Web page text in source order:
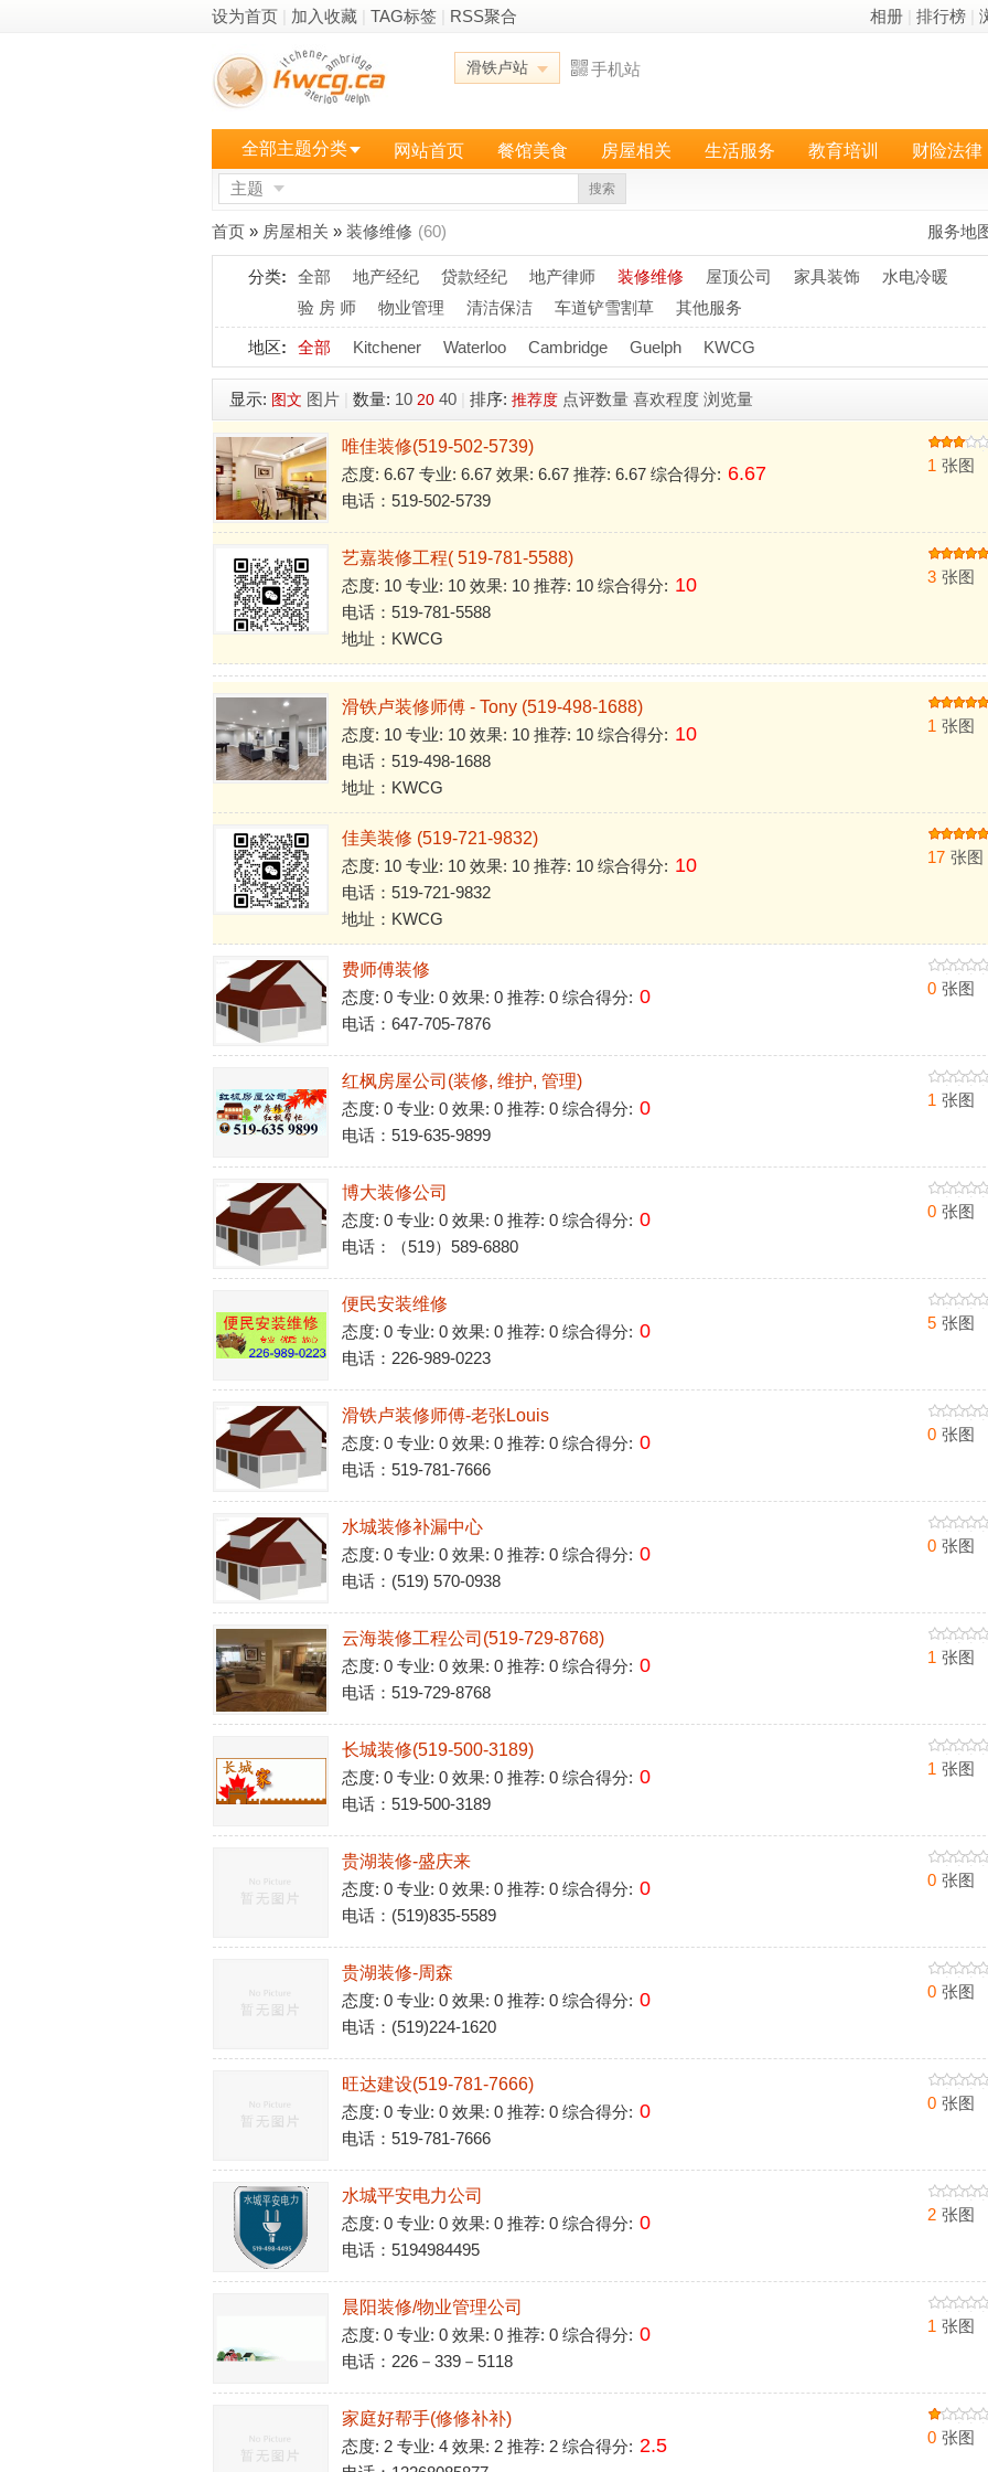
设为首页 加入收藏 TAG标签 RSS聚合 相册 排行榜
滑铁卢站 手机站
全部主题分类 网站首页 餐馆美食 房屋相关 生活服务 教育培训 财险法律
主题 搜索
服务地
首页 » 房屋相关 » 装修维修 (60)
分类: 全部 地产经纪 贷款经纪 地产律师 装修维修 屋顶公司 家具装饰
水电冷暖
验 房 师
物业管理 清洁保洁 车道铲雪割草 其他服务
地区: 全部 Kitchener Waterloo Cambridge Guelph KWCG
显示: 图文 图片 数量: 10 20 40 排序: 推荐度 点评数量 喜欢程度 浏览量
唯佳装修(519-502-5739)
态度: 6.67 专业: 6.67 效果: 6.67 推荐: 6.67 综合得分: 6.67
电话：519-502-5739
1 张图
艺嘉装修工程( 519-781-5588)
态度: 10 专业: 10 效果: 10 推荐: 10 综合得分: 10
电话：519-781-5588
地址：KWCG
3 张图
滑铁卢装修师傅 - Tony (519-498-1688)
态度: 10 专业: 10 效果: 10 推荐: 10 综合得分: 10
电话：519-498-1688
地址：KWCG
1 张图
佳美装修 (519-721-9832)
态度: 10 专业: 10 效果: 10 推荐: 10 综合得分: 10
电话：519-721-9832
地址：KWCG
17 张图
费师傅装修
态度: 0 专业: 0 效果: 0 推荐: 0 综合得分: 0
电话：647-705-7876
0 张图
红枫房屋公司(装修, 维护, 管理)
态度: 0 专业: 0 效果: 0 推荐: 0 综合得分: 0
电话：519-635-9899
1 张图
博大装修公司
态度: 0 专业: 0 效果: 0 推荐: 0 综合得分: 0
电话：（519）589-6880
0 张图
便民安装维修
态度: 0 专业: 0 效果: 0 推荐: 0 综合得分: 0
电话：226-989-0223
5 张图
滑铁卢装修师傅-老张Louis
态度: 0 专业: 0 效果: 0 推荐: 0 综合得分: 0
电话：519-781-7666
0 张图
水城装修补漏中心
态度: 0 专业: 0 效果: 0 推荐: 0 综合得分: 0
电话：(519) 570-0938
0 张图
云海装修工程公司(519-729-8768)
态度: 0 专业: 0 效果: 0 推荐: 0 综合得分: 0
电话：519-729-8768
1 张图
长城装修(519-500-3189)
态度: 0 专业: 0 效果: 0 推荐: 0 综合得分: 0
电话：519-500-3189
1 张图
贵湖装修-盛庆来
态度: 0 专业: 0 效果: 0 推荐: 0 综合得分: 0
电话：(519)835-5589
0 张图
贵湖装修-周森
态度: 0 专业: 0 效果: 0 推荐: 0 综合得分: 0
电话：(519)224-1620
0 张图
旺达建设(519-781-7666)
态度: 0 专业: 0 效果: 0 推荐: 0 综合得分: 0
电话：519-781-7666
0 张图
水城平安电力公司
态度: 0 专业: 0 效果: 0 推荐: 0 综合得分: 0
电话：5194984495
2 张图
晨阳装修/物业管理公司
态度: 0 专业: 0 效果: 0 推荐: 0 综合得分: 0
电话：226－339－5118
1 张图
家庭好帮手(修修补补)
态度: 2 专业: 4 效果: 2 推荐: 2 综合得分: 2.5
0 张图